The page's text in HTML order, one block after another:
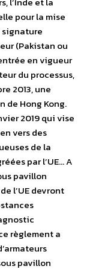
pour la mise
signature
(Pakistan ou
en vigueur
du processus,
2013, une
Hong Kong.
2019 qui vise
vers des
de la
par l’UE… A
pavillon
l’UE devront
règlement a
pavillon